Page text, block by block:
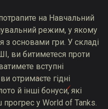
на Навчальний
режим, у якому
з основами гри. У складі
ви битиметеся проти
вступні
отримаєте гідні
й інші бонуси, які
у World of Tanks.